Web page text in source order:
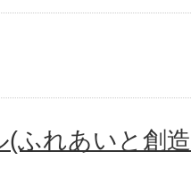
ふれあいと創